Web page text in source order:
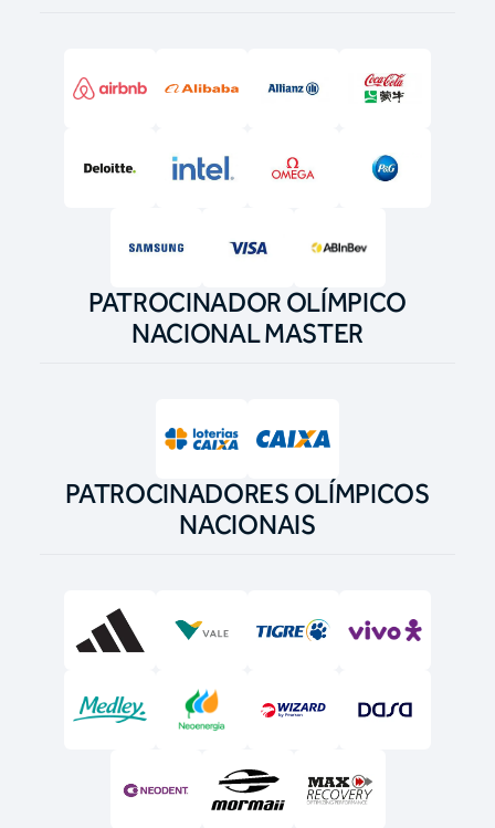
PATROCINADOR OLÍMPICO
NACIONAL MASTER
PATROCINADORES OLÍMPICOS
NACIONAIS